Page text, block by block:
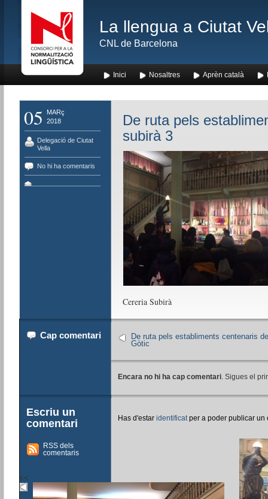
La llengua a Ciutat
CNL de Barcelona
Inici Nosaltres Aprèn català
05
MARç
2018
Delegació de Ciutat
Vella
No hi ha comentaris
De ruta pels
subirà 3
Cereria Subirà
Cap comentari
De ruta pels establiments centenaris
Gòtic
Encara no hi ha cap comentari. Sigues el
Escriu un
comentari
RSS dels
comentaris
Has d'estaridentificatper a poder publicar un
<<